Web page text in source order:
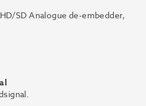
SD Analogue de-embedder,